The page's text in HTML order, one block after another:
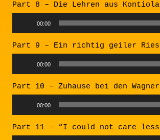
Part 8 – Die Lehren aus
Audio
Player
00:00
Part 9 – Ein richtig geiler
Audio
Player
00:00
Part 10 – Zuhause bei den
Audio
Player
00:00
Part 11 – “I could not care